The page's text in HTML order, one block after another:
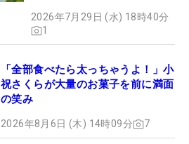
2026年7月29日 (水) 18時40分
1
「全部食べたら太っちゃうよ！」小
祝さくらが大量のお菓子を前に満面
の笑み
2026年8月6日 (木) 14時09分 7